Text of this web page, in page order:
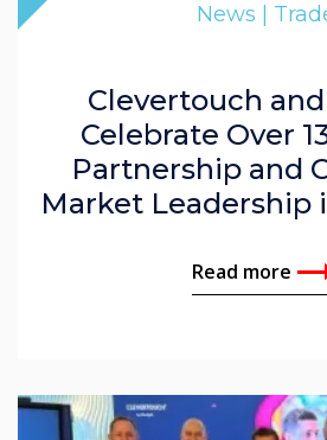
News |
Clevertouch
Celebrate Over
Partnership and
Market Leadership
Read more